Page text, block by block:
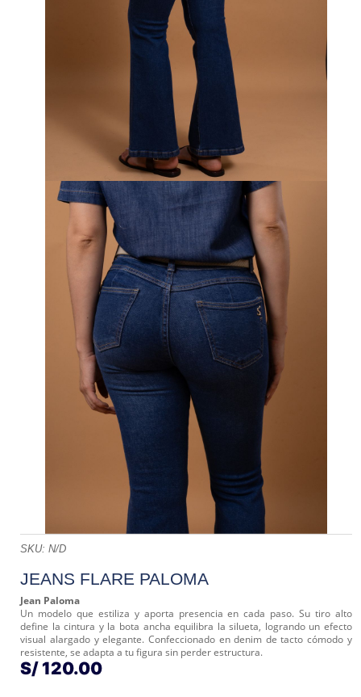
SKU:N/D
JEANS FLARE PALOMA
Jean Paloma
Un modelo que estiliza y aporta presencia en cada paso. Su tiro alto
define la cintura y la bota ancha equilibra la silueta, logrando un efecto
visual alargado y elegante. Confeccionado en denim de tacto cómodo y
resistente, se adapta a tu figura sin perder estructura.
S/ 120.00